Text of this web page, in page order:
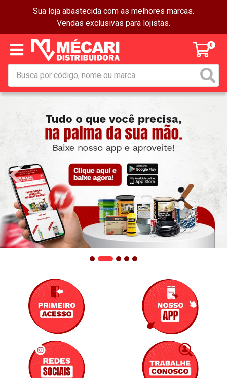
Sua loja abastecida com as melhores marcas.
Vendas exclusivas para lojistas.
0